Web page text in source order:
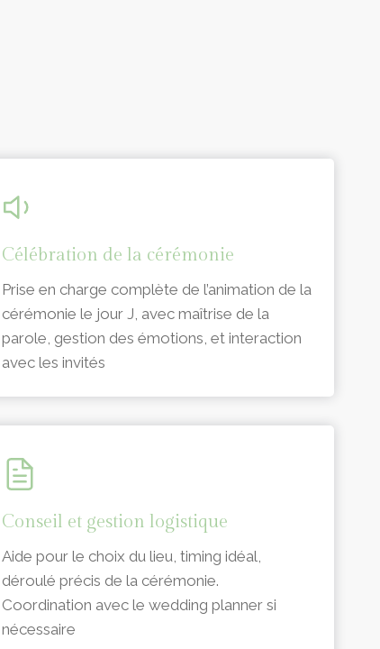
Célébration de la cérémonie
Prise en charge complète de l’animation de la
cérémonie le jour J, avec maîtrise de la
parole, gestion des émotions, et interaction
avec les invités
Conseil et gestion logistique
Aide pour le choix du lieu, timing idéal,
déroulé précis de la cérémonie.
Coordination avec le wedding planner si
nécessaire